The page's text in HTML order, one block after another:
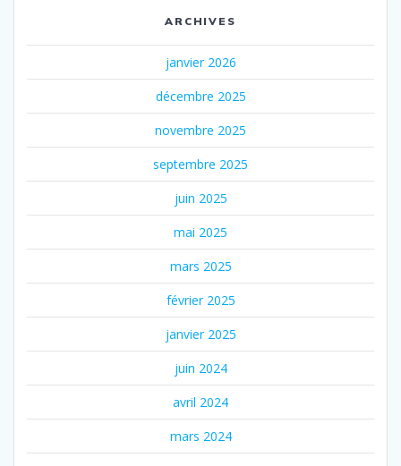
ARCHIVES
janvier 2026
décembre 2025
novembre 2025
septembre 2025
juin 2025
mai 2025
mars 2025
février 2025
janvier 2025
juin 2024
avril 2024
mars 2024